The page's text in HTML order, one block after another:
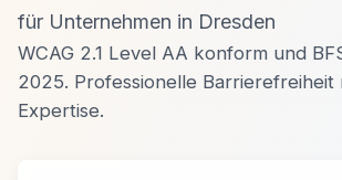
für Unternehmen in Dresden
WCAG 2.1 Level AA konform und
2025. Professionelle Barrierefreiheit
Expertise.